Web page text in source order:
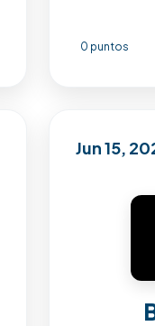
0 puntos
Jun 15,